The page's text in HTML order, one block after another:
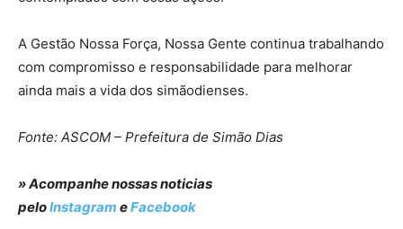
A Gestão Nossa Força, Nossa Gente continua trabalhando
com compromisso e responsabilidade para melhorar
ainda mais a vida dos simãodienses.
Fonte: ASCOM – Prefeitura de Simão Dias
» Acompanhe nossas noticias
peloInstagram eFacebook